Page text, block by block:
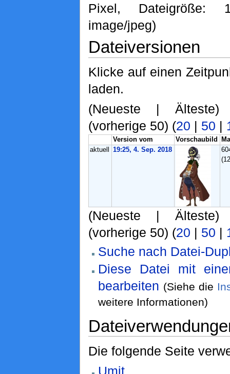
Pixel, Dateigröße:
image/jpeg)
Dateiversionen
Klicke auf einen
laden.
(Neueste |
(vorherige 50) (20 | 50 |
Version vom Vorschaubild
aktuell
19:25, 4. Sep. 2018
(Neueste |
(vorherige 50) (20 | 50 |
Suche nach Datei-
Diese Datei mit
bearbeiten (Siehe die
weitere Informationen)
Die folgende Seite
Umit